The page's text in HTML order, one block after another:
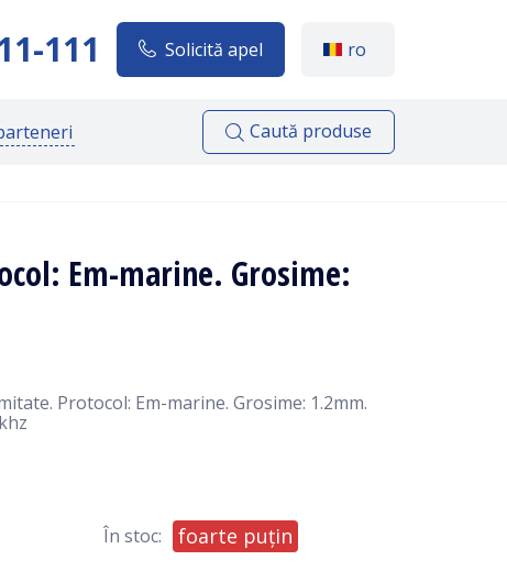
111 Solicită apel ro
Caută produse
Em-marine. Grosime:
Protocol: Em-marine. Grosime: 1.2mm.
În stoc: foarte puțin